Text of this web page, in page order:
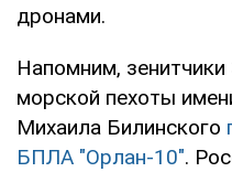
дронами.
Напомним,
морской пехоты
Михаила Билинского
БПЛА "Орлан-10".